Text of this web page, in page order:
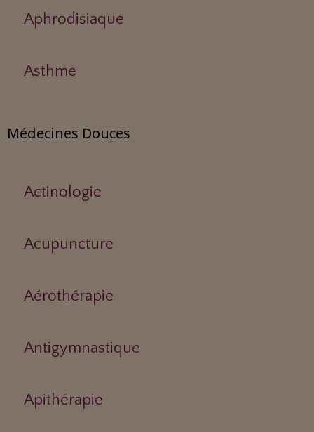
Aphrodisiaque
Asthme
Médecines Douces
Actinologie
Acupuncture
Aérothérapie
Antigymnastique
Apithérapie